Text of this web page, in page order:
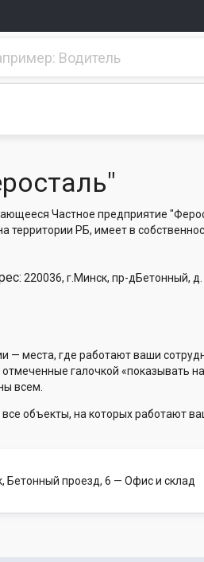
Частное предприятие
территории РБ, имеет в
220036, г.Минск, пр-дБетонный,
— места, где работают ваши
галочкой «показывать
всем.
объекты, на которых работают
Бетонный проезд, 6 — Офис и склад